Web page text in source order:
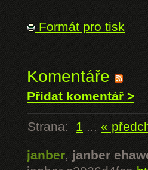
Formát pro tisk
Komentáře
Přidat komentář >
Strana: 1 ... «
janber, janber